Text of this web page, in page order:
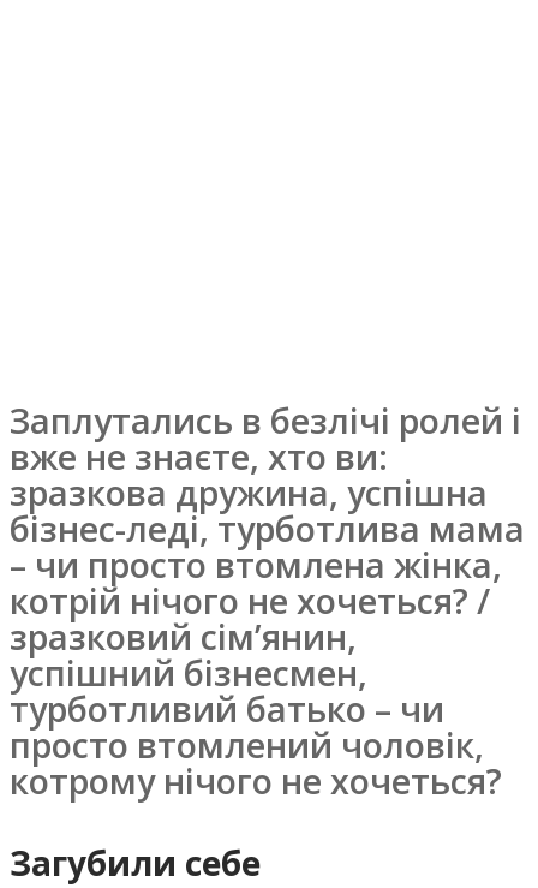
Заплутались в безлічі ролей і
вже не знаєте, хто ви:
зразкова дружина, успішна
бізнес-леді, турботлива мама
– чи просто втомлена жінка,
котрій нічого не хочеться? /
зразковий сім’янин,
успішний бізнесмен,
турботливий батько – чи
просто втомлений чоловік,
котрому нічого не хочеться?
Загубили себе